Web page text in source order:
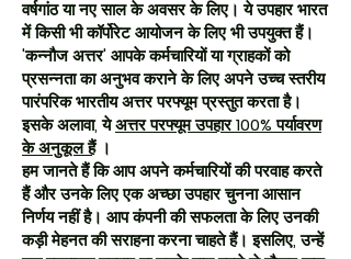
वर्षगांठ या नए साल के अवसर के लिए। ये उपहार भारत
में किसी भी कॉर्पोरेट आयोजन के लिए भी उपयुक्त हैं।
'कन्नौज अत्तर' आपके कर्मचारियों या ग्राहकों को
प्रसन्नता का अनुभव कराने के लिए अपने उच्च स्तरीय
पारंपरिक भारतीय अत्तर परफ्यूम प्रस्तुत करता है।
इसके अलावा, येअत्तर परफ्यूम उपहार 100% पर्यावरण
के अनुकूल हैं।
हम जानते हैं कि आप अपने कर्मचारियों की परवाह करते
हैं और उनके लिए एक अच्छा उपहार चुनना आसान
निर्णय नहीं है। आप कंपनी की सफलता के लिए उनकी
कड़ी मेहनत की सराहना करना चाहते हैं। इसलिए, उन्हें